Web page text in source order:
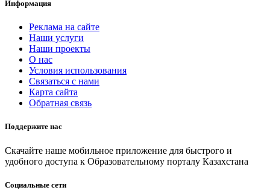
Информация
Реклама на сайте
Наши услуги
Наши проекты
О нас
Условия использования
Связаться с нами
Карта сайта
Обратная связь
Поддержите нас
Скачайте наше мобильное приложение для быстрого и
удобного доступа к Образовательному порталу Казахстана
Социальные сети